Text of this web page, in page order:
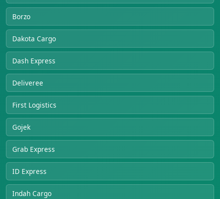
Borzo
Dakota Cargo
Dash Express
Deliveree
First Logistics
Gojek
Grab Express
ID Express
Indah Cargo